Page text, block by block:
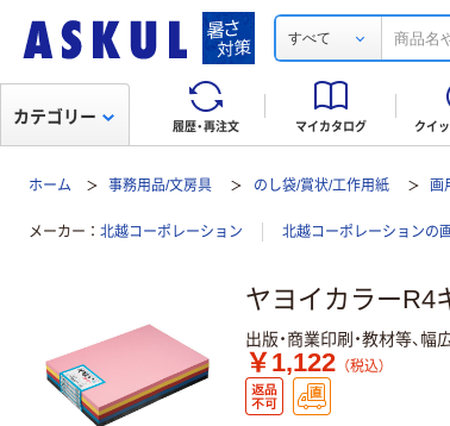
すべて
履歴・再注文 マイカタログ クイ
カテゴリー
ホーム 事務用品/文房具 のし袋/賞状/工作用紙 画
メーカー 北越コーポレーション 北越コーポレーションの
ヤヨイカラーR4
出版・商業印刷・教材等、
￥1,122 （税込）